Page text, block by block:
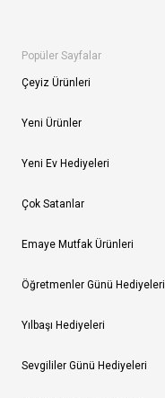
Popüler Sayfalar
Çeyiz Ürünleri
Yeni Ürünler
Yeni Ev Hediyeleri
Çok Satanlar
Emaye Mutfak Ürünleri
Öğretmenler Günü Hediyeleri
Yılbaşı Hediyeleri
Sevgililer Günü Hediyeleri